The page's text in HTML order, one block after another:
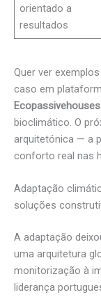
orientado a
resultados
Quer ver
caso em
bioclimático. O
arquitetónica — a
conforto real nas
Adaptação
soluções
A adaptação
uma arquitetura
monitorização à
liderança